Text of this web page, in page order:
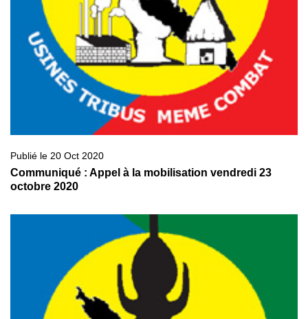
Publié le 20 Oct 2020
Communiqué : Appel à la mobilisation vendredi 23
octobre 2020